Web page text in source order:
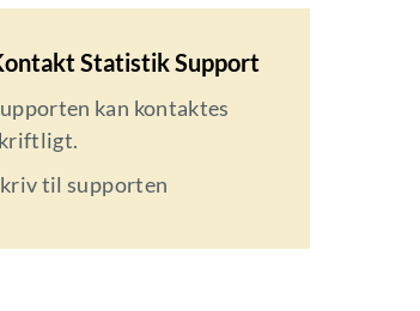
Statistik Support
kan kontaktes
til supporten